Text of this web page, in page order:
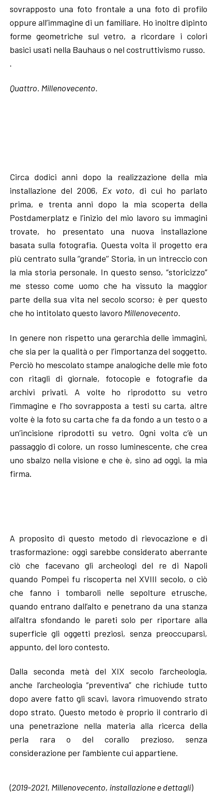
sovrapposto una foto frontale a una foto di profilo
oppure all’immagine di un familiare. Ho inoltre dipinto
forme geometriche sul vetro, a ricordare i colori
basici usati nella Bauhaus o nel costruttivismo russo.
.
Quattro. Millenovecento.
Circa dodici anni dopo la realizzazione della mia
installazione del 2006, Ex voto, di cui ho parlato
prima, e trenta anni dopo la mia scoperta della
Postdamerplatz e l’inizio del mio lavoro su immagini
trovate, ho presentato una nuova installazione
basata sulla fotografia. Questa volta il progetto era
più centrato sulla ‘’grande’’ Storia, in un intreccio con
la mia storia personale. In questo senso, “storicizzo”
me stesso come uomo che ha vissuto la maggior
parte della sua vita nel secolo scorso; è per questo
che ho intitolato questo lavoro Millenovecento.
In genere non rispetto una gerarchia delle immagini,
che sia per la qualità o per l’importanza del soggetto.
Perciò ho mescolato stampe analogiche delle mie foto
con ritagli di giornale, fotocopie e fotografie da
archivi privati. A volte ho riprodotto su vetro
l’immagine e l’ho sovrapposta a testi su carta, altre
volte è la foto su carta che fa da fondo a un testo o a
un’incisione riprodotti su vetro. Ogni volta c’è un
passaggio di colore, un rosso luminescente, che crea
uno sbalzo nella visione e che è, sino ad oggi, la mia
firma.
A proposito di questo metodo di rievocazione e di
trasformazione: oggi sarebbe considerato aberrante
ciò che facevano gli archeologi del re di Napoli
quando Pompei fu riscoperta nel XVIII secolo, o ciò
che fanno i tombaroli nelle sepolture etrusche,
quando entrano dall’alto e penetrano da una stanza
all’altra sfondando le pareti solo per riportare alla
superficie gli oggetti preziosi, senza preoccuparsi,
appunto, del loro contesto.
Dalla seconda metà del XIX secolo l’archeologia,
anche l’archeologia “preventiva” che richiude tutto
dopo avere fatto gli scavi, lavora rimuovendo strato
dopo strato. Questo metodo è proprio il contrario di
una penetrazione nella materia alla ricerca della
perla rara o del corallo prezioso, senza
considerazione per l’ambiente cui appartiene.
(2019-2021, Millenovecento, installazione e dettagli)